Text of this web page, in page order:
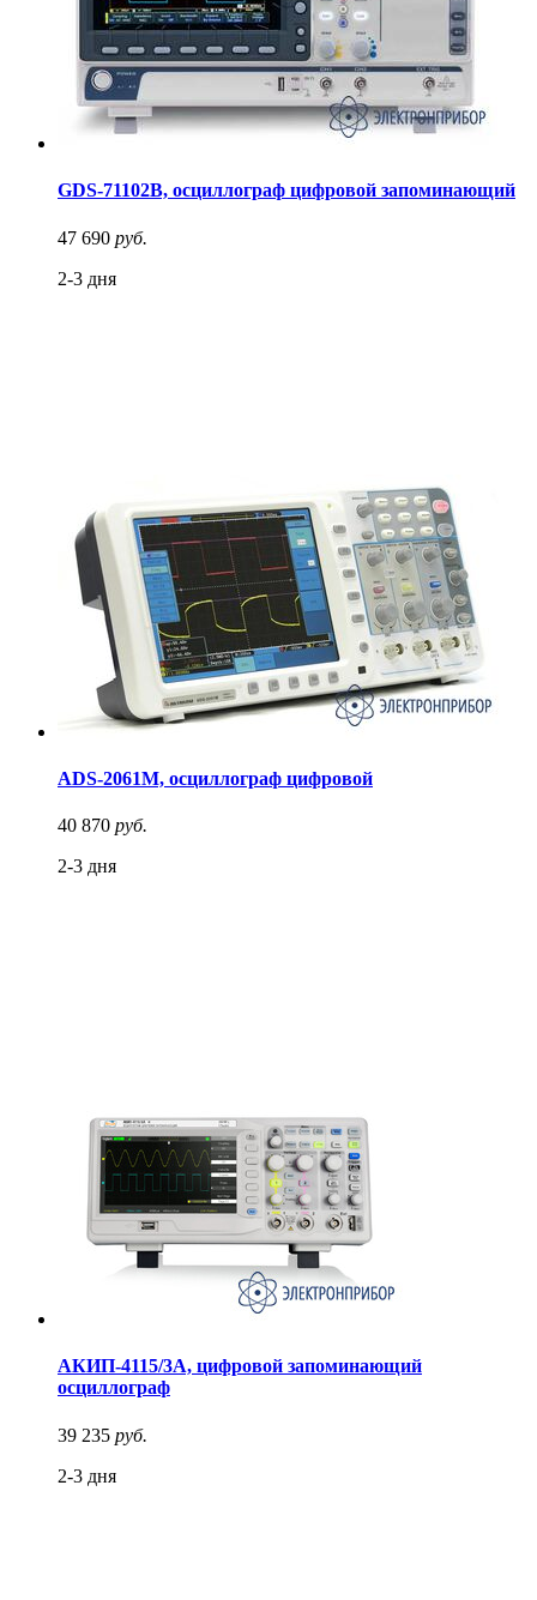
GDS-71102B, осциллограф цифровой запоминающий
47 690 руб.
2-3 дня
ADS-2061M, осциллограф цифровой
40 870 руб.
2-3 дня
АКИП-4115/3А, цифровой запоминающий
осциллограф
39 235 руб.
2-3 дня